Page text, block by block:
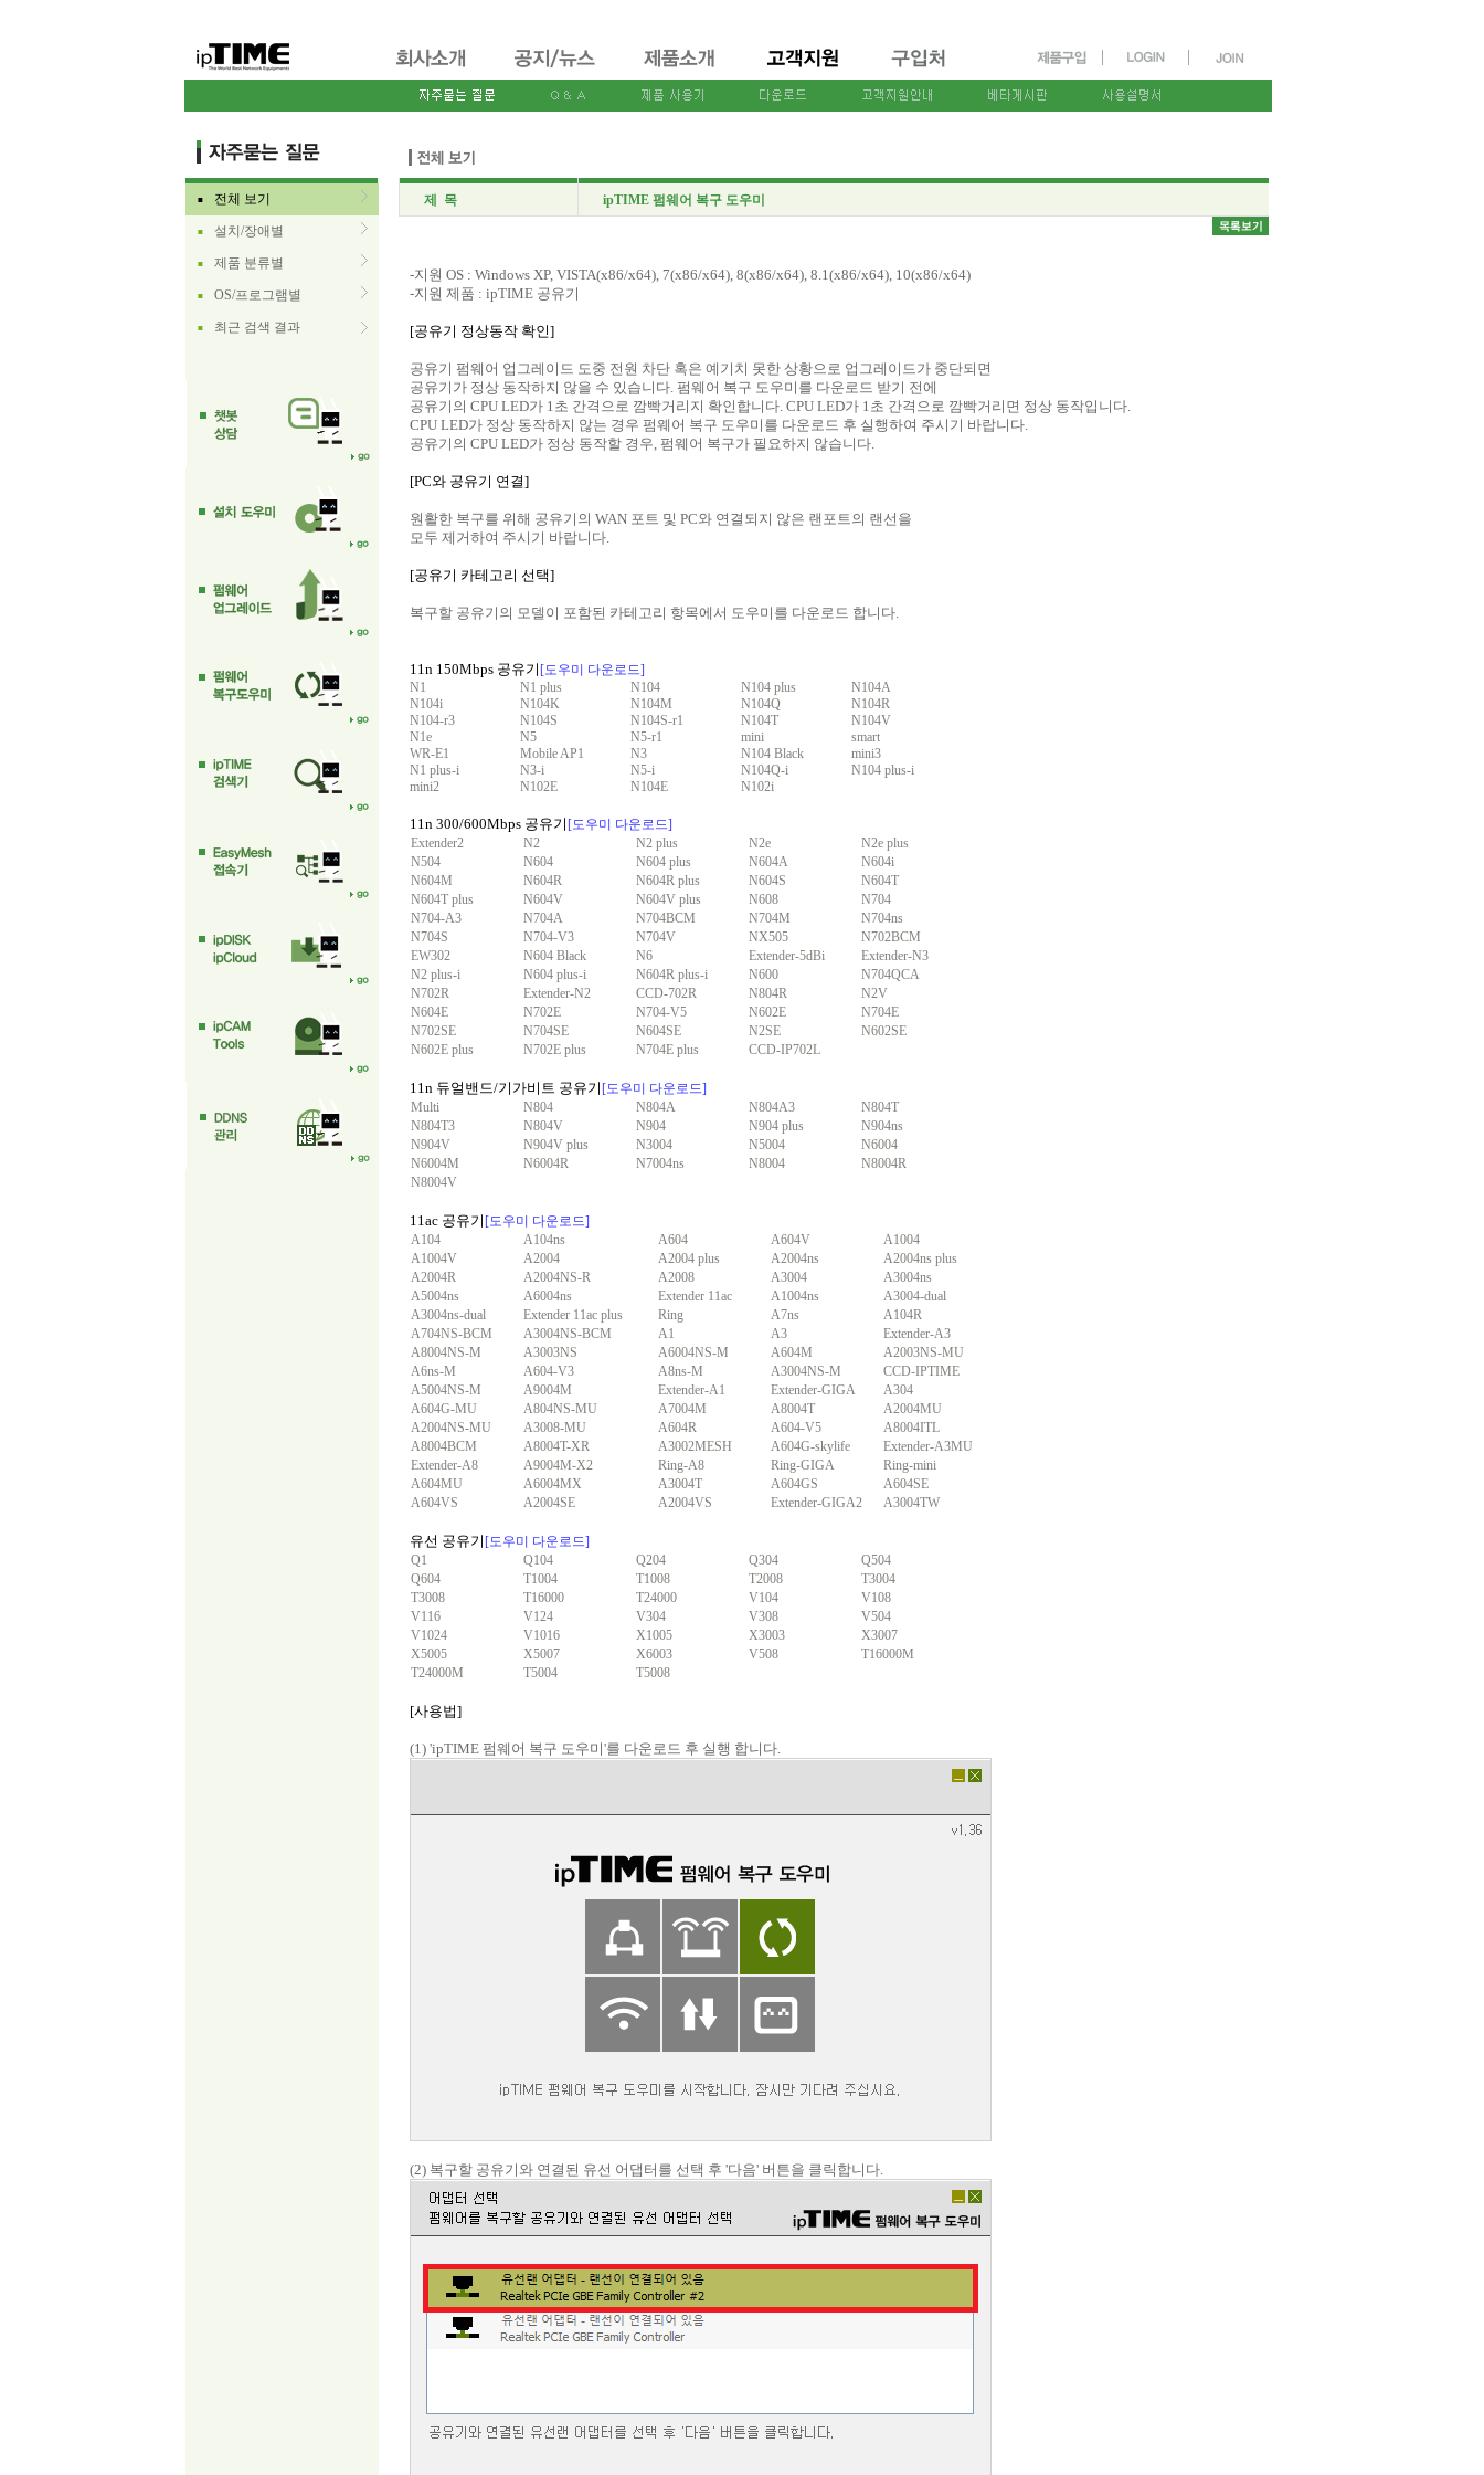
■ 전체 보기
■ 설치/장애별
■ 제품 분류별
■ OS/프로그램별
■ 최근 검색 결과
제 목 ipTIME 펌웨어 복구 도우미
-지원 OS : Windows XP, VISTA(x86/x64), 7(x86/x64), 8(x86/x64), 8.1(x86/x64), 10(x86/x64)
-지원 제품 : ipTIME 공유기
[공유기 정상동작 확인]
공유기 펌웨어 업그레이드 도중 전원 차단 혹은 예기치 못한 상황으로 업그레이드가 중단되면
공유기가 정상 동작하지 않을 수 있습니다. 펌웨어 복구 도우미를 다운로드 받기 전에
공유기의 CPU LED가 1초 간격으로 깜빡거리지 확인합니다. CPU LED가 1초 간격으로 깜빡거리면 정상 동작입니다.
CPU LED가 정상 동작하지 않는 경우 펌웨어 복구 도우미를 다운로드 후 실행하여 주시기 바랍니다.
공유기의 CPU LED가 정상 동작할 경우, 펌웨어 복구가 필요하지 않습니다.
[PC와 공유기 연결]
원활한 복구를 위해 공유기의 WAN 포트 및 PC와 연결되지 않은 랜포트의 랜선을
모두 제거하여 주시기 바랍니다.
[공유기 카테고리 선택]
복구할 공유기의 모델이 포함된 카테고리 항목에서 도우미를 다운로드 합니다.
11n 150Mbps 공유기 [도우미 다운로드]
N1
N1 plus N104 N104 plus
N104A
N104i
N104K N104M N104Q
N104R
N104-r3
N104S N104S-r1 N104T
N104V
N1e
N5 N5-r1 mini
smart
WR-E1
Mobile AP1 N3 N104 Black
mini3
N1 plus-i
N3-i N5-i N104Q-i
N104 plus-i
mini2
N102E N104E N102i
11n 300/600Mbps 공유기 [도우미 다운로드]
Extender2
N2 N2 plus N2e
N2e plus
N504
N604 N604 plus N604A
N604i
N604M
N604R N604R plus N604S
N604T
N604T plus
N604V N604V plus N608
N704
N704-A3
N704A N704BCM N704M
N704ns
N704S
N704-V3 N704V NX505
N702BCM
EW302
N604 Black N6 Extender-5dBi
Extender-N3
N2 plus-i
N604 plus-i N604R plus-i N600
N704QCA
N702R
Extender-N2 CCD-702R N804R
N2V
N604E
N702E N704-V5 N602E
N704E
N702SE
N704SE N604SE N2SE
N602SE
N602E plus
N702E plus N704E plus CCD-IP702L
11n 듀얼밴드/기가비트 공유기 [도우미 다운로드]
Multi
N804 N804A N804A3
N804T
N804T3
N804V N904 N904 plus
N904ns
N904V
N904V plus N3004 N5004
N6004
N6004M
N6004R N7004ns N8004
N8004R
N8004V
11ac 공유기 [도우미 다운로드]
A104
A104ns A604 A604V
A1004
A1004V
A2004 A2004 plus A2004ns
A2004ns plus
A2004R
A2004NS-R A2008 A3004
A3004ns
A5004ns
A6004ns Extender 11ac A1004ns
A3004-dual
A3004ns-dual
Extender 11ac plus Ring A7ns
A104R
A704NS-BCM
A3004NS-BCM A1 A3
Extender-A3
A8004NS-M
A3003NS A6004NS-M A604M
A2003NS-MU
A6ns-M
A604-V3 A8ns-M A3004NS-M
CCD-IPTIME
A5004NS-M
A9004M Extender-A1 Extender-GIGA
A304
A604G-MU
A804NS-MU A7004M A8004T
A2004MU
A2004NS-MU
A3008-MU A604R A604-V5
A8004ITL
A8004BCM
A8004T-XR A3002MESH A604G-skylife
Extender-A3MU
Extender-A8
A9004M-X2 Ring-A8 Ring-GIGA
Ring-mini
A604MU
A6004MX A3004T A604GS
A604SE
A604VS
A2004SE A2004VS Extender-GIGA2 A3004TW
유선 공유기 [도우미 다운로드]
Q1
Q104 Q204 Q304
Q504
Q604
T1004 T1008 T2008
T3004
T3008
T16000 T24000 V104
V108
V116
V124 V304 V308
V504
V1024
V1016 X1005 X3003
X3007
X5005
X5007 X6003 V508
T16000M
T24000M
T5004 T5008
[사용법]
(1) 'ipTIME 펌웨어 복구 도우미'를 다운로드 후 실행 합니다.
(2) 복구할 공유기와 연결된 유선 어댑터를 선택 후 '다음' 버튼을 클릭합니다.